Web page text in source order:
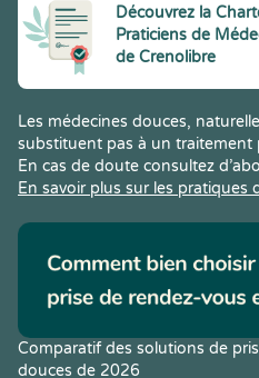
Découvrez la
Praticiens de
de Crenolibre
Les médecines douces,
substituent pas à un traitement
En cas de doute consultez
En savoir plus sur les pratiques
Comparatif des solutions de
douces de 2026